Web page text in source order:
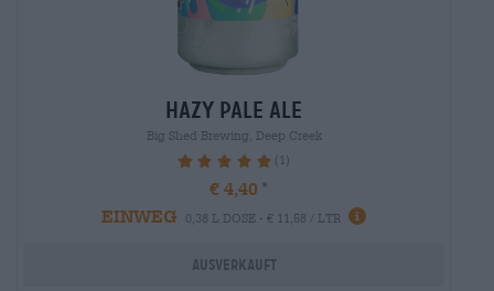
hazy pale ale
Big Shed Brewing, Deep Creek
100% (1)
€ 4,40
EINWEG
0,38 L DOSE - € 11,58 / LTR
Ausverkauft